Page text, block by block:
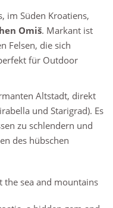
im Süden Kroatiens,
Omiš. Markant ist
Felsen, die sich
für Outdoor
Altstadt, direkt
und Starigrad). Es
zu schlendern und
des hübschen